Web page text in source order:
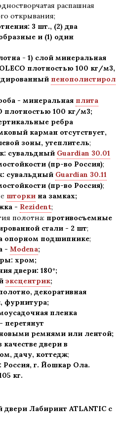
распашная
открывания;
3 шт., (2) два
и (1) один
- 1) слой минеральная
плотностью 100 кг/м3,
пенополистирол
- минеральная плита
плотностью 100 кг/м3;
ребра
карман отсутствует,
зоны, утеплитель;
сувальдный Guardian 30.01
(пр-во Россия);
сувальдный Guardian 30.11
(пр-во Россия);
шторки на замках;
- Rezident;
полотна: противосъемные
стали - 2 шт;
опорном подшипнике;
- Modena;
хром;
двери: 180°;
эксцентрик;
декоративная
фурнитура;
пленка
- перетянут
ремнями или лентой;
качестве двери в
дачу, коттедж;
Россия, г. Йошкар Ола.
кг.
двери Лабиринт ATLANTIC с